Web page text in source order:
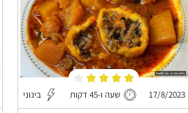
17/8/2023 שעה ו-45 דקות בינוני